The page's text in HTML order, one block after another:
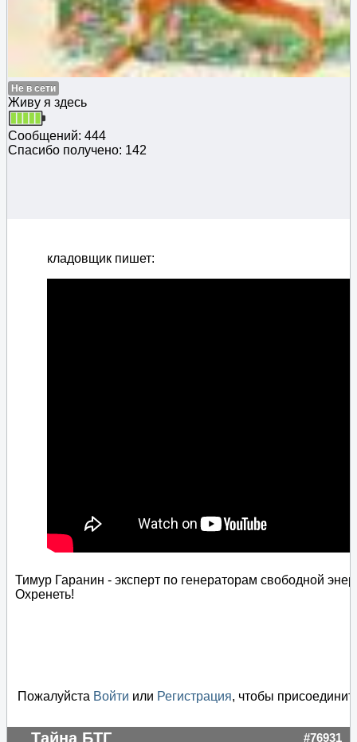
Не в сети
Живу я здесь
Сообщений: 444
Спасибо получено: 142
кладовщик пишет:
Тимур Гаранин - эксперт по генераторам свободной
Охренеть!
Пожалуйста Войти или Регистрация, чтобы
Тайна БТГ #76931